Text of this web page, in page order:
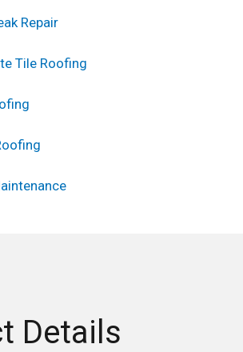
Repair
Tile Roofing
Details